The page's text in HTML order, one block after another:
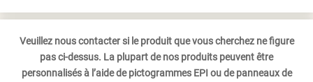
Veuillez nous contacter si le produit que vous cherchez ne figure
pas ci-dessus. La plupart de nos produits peuvent être
personnalisés à l’aide de pictogrammes EPI ou de panneaux de